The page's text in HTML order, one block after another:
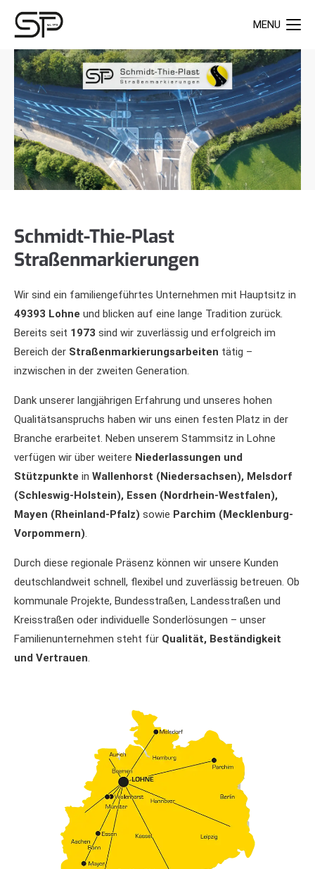
MENU
Schmidt-Thie-Plast
Straßenmarkierungen
Wir sind ein familiengeführtes Unternehmen mit Hauptsitz in
49393 Lohne und blicken auf eine lange Tradition zurück.
Bereits seit 1973 sind wir zuverlässig und erfolgreich im
Bereich der Straßenmarkierungsarbeiten tätig –
inzwischen in der zweiten Generation.
Dank unserer langjährigen Erfahrung und unseres hohen
Qualitätsanspruchs haben wir uns einen festen Platz in der
Branche erarbeitet. Neben unserem Stammsitz in Lohne
verfügen wir über weitere Niederlassungen und
Stützpunkte in Wallenhorst (Niedersachsen), Melsdorf
(Schleswig-Holstein), Essen (Nordrhein-Westfalen),
Mayen (Rheinland-Pfalz) sowie Parchim (Mecklenburg-
Vorpommern).
Durch diese regionale Präsenz können wir unsere Kunden
deutschlandweit schnell, flexibel und zuverlässig betreuen. Ob
kommunale Projekte, Bundesstraßen, Landesstraßen und
Kreisstraßen oder individuelle Sonderlösungen – unser
Familienunternehmen steht für Qualität, Beständigkeit
und Vertrauen.